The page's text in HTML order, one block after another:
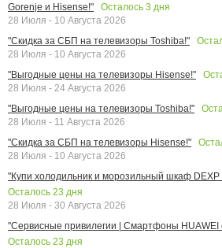
Gorenje и Hisense!"
Осталось 3 дня
28 Июля - 10 Августа 2026
"Скидка за СБП на телевизоры Toshiba!"
28 Июля - 10 Августа 2026
"Выгодные цены на телевизоры Hisense!"
28 Июля - 24 Августа 2026
"Выгодные цены на телевизоры Toshiba!"
28 Июля - 11 Августа 2026
"Скидка за СБП на телевизоры Hisense!"
28 Июля - 10 Августа 2026
"Купи холодильник и морозильный шкаф DEXP
Осталось 23 дня
28 Июля - 30 Августа 2026
"Сервисные привилегии | Смартфоны HUAWEI
Осталось 23 дня